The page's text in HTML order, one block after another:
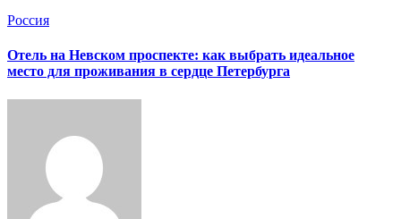
Россия
Отель на Невском проспекте: как выбрать идеальное
место для проживания в сердце Петербурга